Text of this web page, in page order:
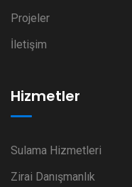
Projeler
İletişim
Hizmetler
Sulama Hizmetleri
Zirai Danışmanlık